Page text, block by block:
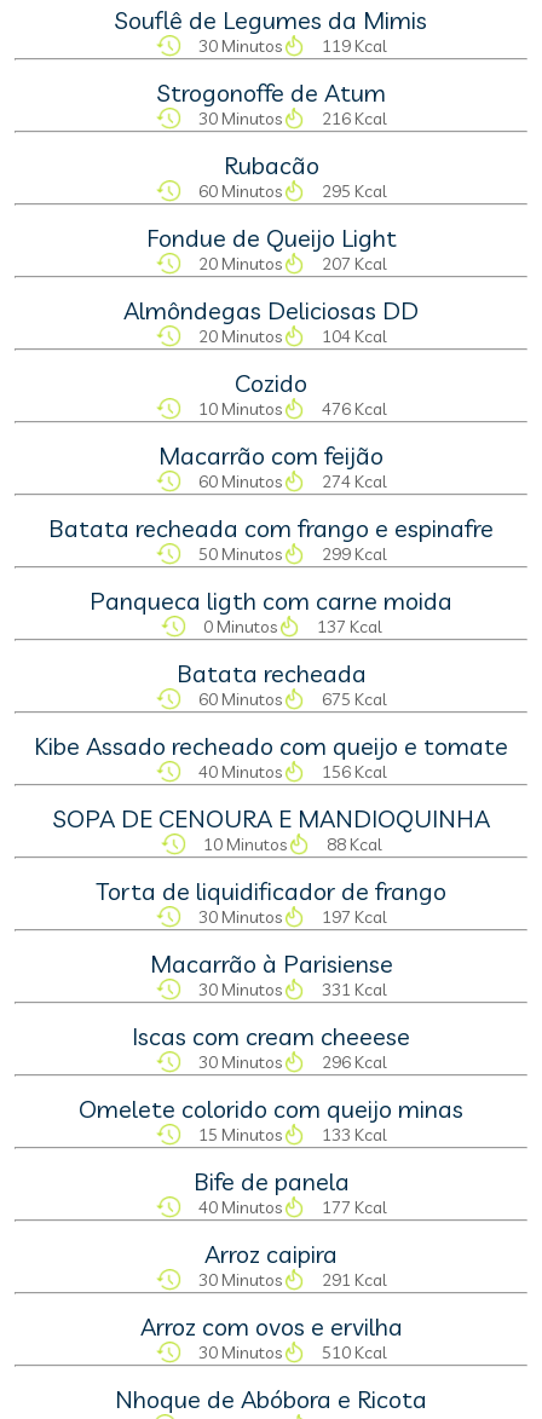
Souflê de Legumes da Mimis
30 Minutos 119 Kcal
Strogonoffe de Atum
30 Minutos 216 Kcal
Rubacão
60 Minutos 295 Kcal
Fondue de Queijo Light
20 Minutos 207 Kcal
Almôndegas Deliciosas DD
20 Minutos 104 Kcal
Cozido
10 Minutos 476 Kcal
Macarrão com feijão
60 Minutos 274 Kcal
Batata recheada com frango e espinafre
50 Minutos 299 Kcal
Panqueca ligth com carne moida
0 Minutos 137 Kcal
Batata recheada
60 Minutos 675 Kcal
Kibe Assado recheado com queijo e tomate
40 Minutos 156 Kcal
SOPA DE CENOURA E MANDIOQUINHA
10 Minutos 88 Kcal
Torta de liquidificador de frango
30 Minutos 197 Kcal
Macarrão à Parisiense
30 Minutos 331 Kcal
Iscas com cream cheeese
30 Minutos 296 Kcal
Omelete colorido com queijo minas
15 Minutos 133 Kcal
Bife de panela
40 Minutos 177 Kcal
Arroz caipira
30 Minutos 291 Kcal
Arroz com ovos e ervilha
30 Minutos 510 Kcal
Nhoque de Abóbora e Ricota